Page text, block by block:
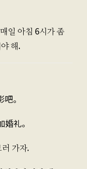
일 아침 6시가 좀
해.
。
礼。
가자.